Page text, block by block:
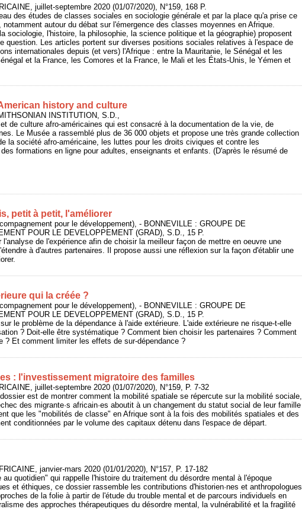
juillet-septembre 2020 (01/07/2020), N°159, 168 P.
des études de classes sociales en sociologie générale et par la place qu'a prise ce
autour du débat sur l'émergence des classes moyennes en Afrique.
sociologie, l'histoire, la philosophie, la science politique et la géographie) proposent
question. Les articles portent sur diverses positions sociales relatives à l'espace de
internationales depuis (et vers) l'Afrique : entre la Mauritanie, le Sénégal et les
et la France, les Comores et la France, le Mali et les États-Unis, le Yémen et
history and culture
INSTITUTION, S.D.,
de culture afro-américaines qui est consacré à la documentation de la vie, de
Le Musée a rassemblé plus de 36 000 objets et propose une très grande collection
la société afro-américaine, les luttes pour les droits civiques et contre les
formations en ligne pour adultes, enseignants et enfants. (D'après le résumé de
petit à petit, l'améliorer
pour le développement), - BONNEVILLE : GROUPE DE
POUR LE DEVELOPPEMENT (GRAD), S.D., 15 P.
de l'expérience afin de choisir la meilleur façon de mettre en oeuvre une
à d'autres partenaires. Il propose aussi une réflexion sur la façon d'établir une
qui la créée ?
pour le développement), - BONNEVILLE : GROUPE DE
POUR LE DEVELOPPEMENT (GRAD), S.D., 15 P.
le problème de la dépendance à l'aide extérieure. L'aide extérieure ne risque-t-elle
? Doit-elle être systématique ? Comment bien choisir les partenaires ? Comment
? Et comment limiter les effets de sur-dépendance ?
: l'investissement migratoire des familles
juillet-septembre 2020 (01/07/2020), N°159, P. 7-32
est de montrer comment la mobilité spatiale se répercute sur la mobilité sociale,
des migrante·s africain·es aboutit à un changement du statut social de leur famille
que les "mobilités de classe" en Afrique sont à la fois des mobilités spatiales et des
conditionnées par le volume des capitaux détenu dans l'espace de départ.
janvier-mars 2020 (01/01/2020), N°157, P. 17-182
quotidien" qui rappelle l'histoire du traitement du désordre mental à l'époque
et éthiques, ce dossier rassemble les contributions d'historien·nes et anthropologues
de la folie à partir de l'étude du trouble mental et de parcours individuels en
des approches thérapeutiques du désordre mental, la vulnérabilité et la fragilité